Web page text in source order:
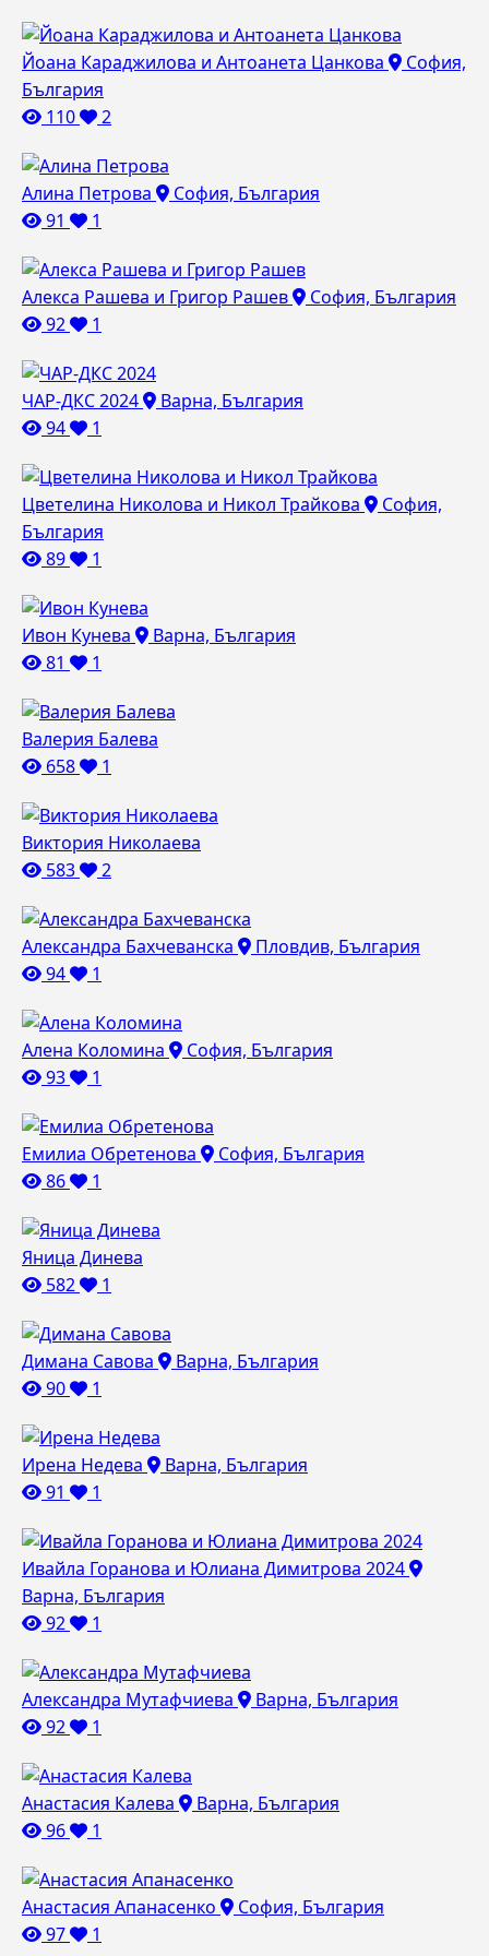
Йоана Караджилова и Антоанета Цанкова
София,
България
110
2
Алина Петрова
София, България
91
1
Алекса Рашева и Григор Рашев
София, България
92
1
ЧАР-ДКС 2024
Варна, България
94
1
Цветелина Николова и Никол Трайкова
София,
България
89
1
Ивон Кунева
Варна, България
81
1
Валерия Балева
658
1
Виктория Николаева
583
2
Александра Бахчеванска
Пловдив, България
94
1
Алена Коломина
София, България
93
1
Емилиа Обретенова
София, България
86
1
Яница Динева
582
1
Димана Савова
Варна, България
90
1
Ирена Недева
Варна, България
91
1
Ивайла Горанова и Юлиана Димитрова 2024
Варна, България
92
1
Александра Мутафчиева
Варна, България
92
1
Анастасия Калева
Варна, България
96
1
Анастасия Апанасенко
София, България
97
1